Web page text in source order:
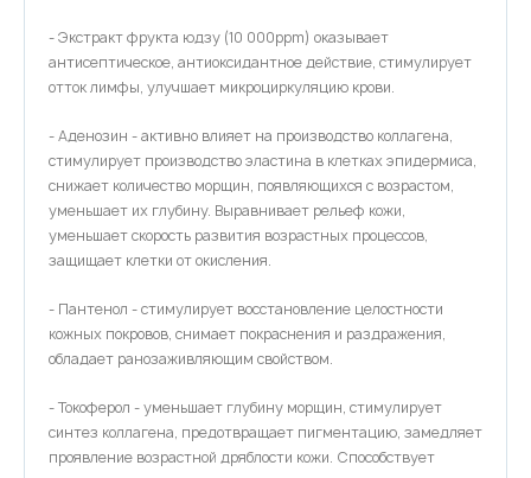
- Экстракт фрукта юдзу (10 000ppm) оказывает
антисептическое, антиоксидантное действие, стимулирует
отток лимфы, улучшает микроциркуляцию крови.
- Аденозин - активно влияет на производство коллагена,
стимулирует производство эластина в клетках эпидермиса,
снижает количество морщин, появляющихся с возрастом,
уменьшает их глубину. Выравнивает рельеф кожи,
уменьшает скорость развития возрастных процессов,
защищает клетки от окисления.
- Пантенол - стимулирует восстановление целостности
кожных покровов, снимает покраснения и раздражения,
обладает ранозаживляющим свойством.
- Токоферол - уменьшает глубину морщин, стимулирует
синтез коллагена, предотвращает пигментацию, замедляет
проявление возрастной дряблости кожи. Способствует